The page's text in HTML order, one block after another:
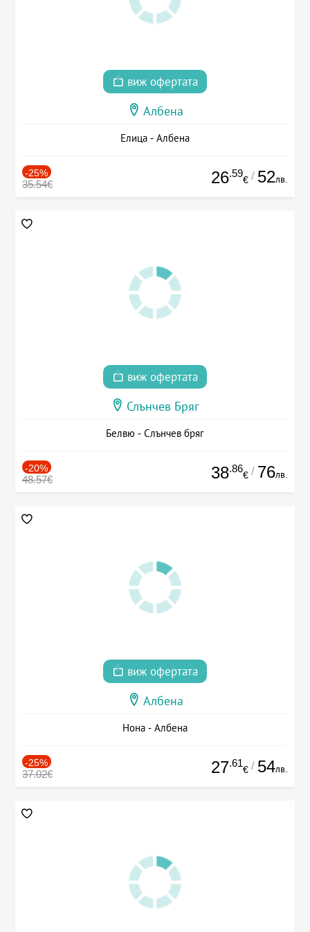
виж офертата
Албена
Елица - Албена
-25%
35.54€ 26.59
€ / 52лв.
виж офертата
Слънчев Бряг
Белвю - Слънчев бряг
-20%
48.57€ 38.86
€ / 76лв.
виж офертата
Албена
Нона - Албена
-25%
37.02€ 27.61
€ / 54лв.